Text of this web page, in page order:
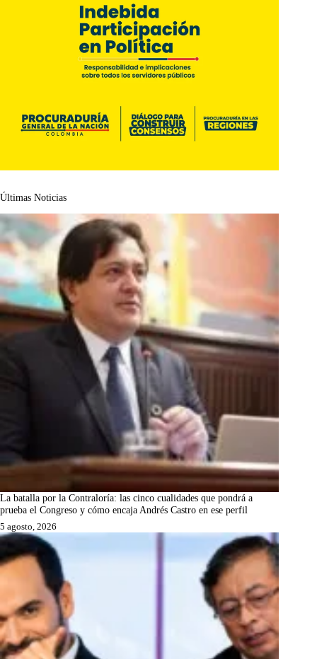
Últimas Noticias
La batalla por la Contraloría: las cinco cualidades que pondrá a
prueba el Congreso y cómo encaja Andrés Castro en ese perfil
5 agosto, 2026